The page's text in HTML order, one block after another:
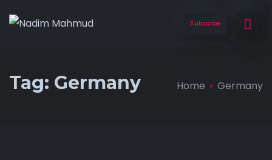
Subscribe
Tag: Germany Home Germany